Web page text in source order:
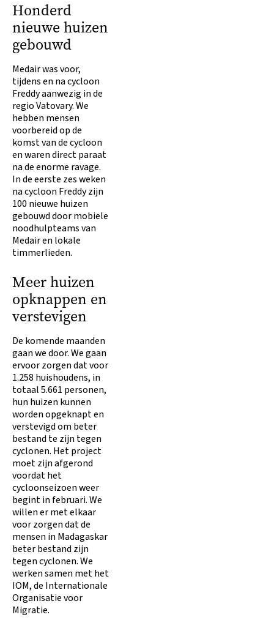
Honderd
nieuwe huizen
gebouwd
Medair was voor,
tijdens en na cycloon
Freddy aanwezig in de
regio Vatovary. We
hebben mensen
voorbereid op de
komst van de cycloon
en waren direct paraat
na de enorme ravage.
In de eerste zes weken
na cycloon Freddy zijn
100 nieuwe huizen
gebouwd door mobiele
noodhulpteams van
Medair en lokale
timmerlieden.
Meer huizen
opknappen en
verstevigen
De komende maanden
gaan we door. We gaan
ervoor zorgen dat voor
1.258 huishoudens, in
totaal 5.661 personen,
hun huizen kunnen
worden opgeknapt en
verstevigd om beter
bestand te zijn tegen
cyclonen. Het project
moet zijn afgerond
voordat het
cycloonseizoen weer
begint in februari. We
willen er met elkaar
voor zorgen dat de
mensen in Madagaskar
beter bestand zijn
tegen cyclonen. We
werken samen met het
IOM, de Internationale
Organisatie voor
Migratie.